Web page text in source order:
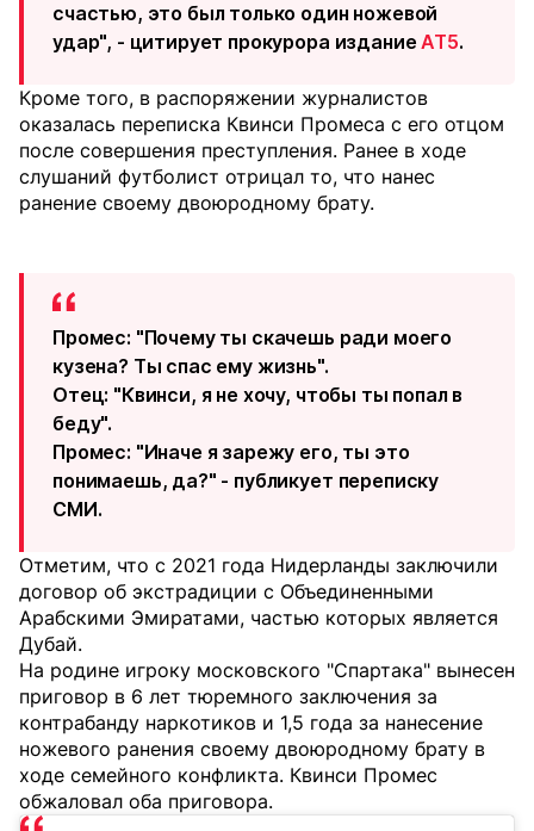
счастью, это был только один ножевой
удар", - цитирует прокурора изданиеAT5.
Кроме того, в распоряжении журналистов
оказалась переписка Квинси Промеса с его отцом
после совершения преступления. Ранее в ходе
слушаний футболист отрицал то, что нанес
ранение своему двоюродному брату.
Промес: "Почему ты скачешь ради моего
кузена? Ты спас ему жизнь".
Отец: "Квинси, я не хочу, чтобы ты попал в
беду".
Промес: "Иначе я зарежу его, ты это
понимаешь, да?" - публикует переписку
СМИ.
Отметим, что с 2021 года Нидерланды заключили
договор об экстрадиции с Объединенными
Арабскими Эмиратами, частью которых является
Дубай.
На родине игроку московского "Спартака" вынесен
приговор в 6 лет тюремного заключения за
контрабанду наркотиков и 1,5 года за нанесение
ножевого ранения своему двоюродному брату в
ходе семейного конфликта. Квинси Промес
обжаловал оба приговора.